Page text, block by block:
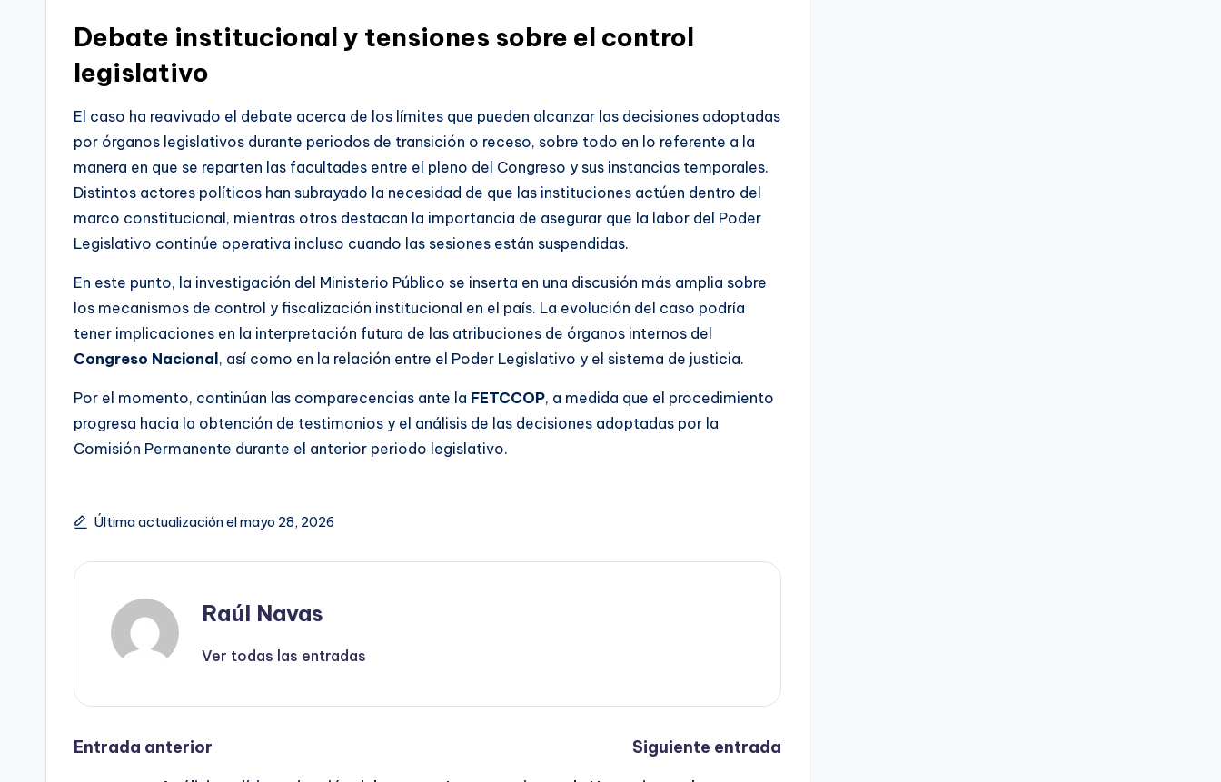
Debate institucional y tensiones sobre el control
legislativo
El caso ha reavivado el debate acerca de los límites que pueden alcanzar las decisiones adoptadas
por órganos legislativos durante periodos de transición o receso, sobre todo en lo referente a la
manera en que se reparten las facultades entre el pleno del Congreso y sus instancias temporales.
Distintos actores políticos han subrayado la necesidad de que las instituciones actúen dentro del
marco constitucional, mientras otros destacan la importancia de asegurar que la labor del Poder
Legislativo continúe operativa incluso cuando las sesiones están suspendidas.
En este punto, la investigación del Ministerio Público se inserta en una discusión más amplia sobre
los mecanismos de control y fiscalización institucional en el país. La evolución del caso podría
tener implicaciones en la interpretación futura de las atribuciones de órganos internos del
Congreso Nacional, así como en la relación entre el Poder Legislativo y el sistema de justicia.
Por el momento, continúan las comparecencias ante la FETCCOP, a medida que el procedimiento
progresa hacia la obtención de testimonios y el análisis de las decisiones adoptadas por la
Comisión Permanente durante el anterior periodo legislativo.
Última actualización el mayo 28, 2026
Raúl Navas
Ver todas las entradas
Navegación
Entrada anterior Siguiente entrada